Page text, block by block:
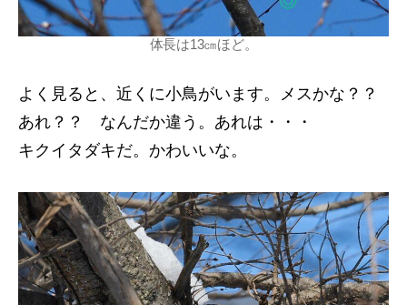
体長は13㎝ほど。
よく見ると、近くに小鳥がいます。メスかな？？
あれ？？ なんだか違う。あれは・・・
キクイタダキだ。かわいいな。